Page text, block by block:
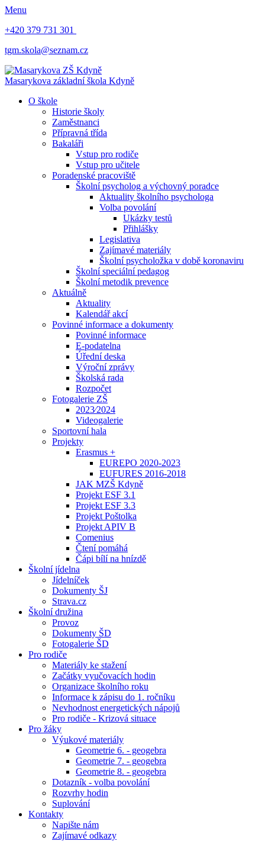
Menu
+420 379 731 301
tgm.skola@seznam.cz
Masarykova základní škola Kdyně
O škole
Historie školy
Zaměstnanci
Přípravná třída
Bakaláři
Vstup pro rodiče
Vstup pro učitele
Poradenské pracoviště
Školní psycholog a výchovný poradce
Aktuality školního psychologa
Volba povolání
Ukázky testů
Přihlášky
Legislativa
Zajímavé materiály
Školní psycholožka v době koronaviru
Školní speciální pedagog
Školní metodik prevence
Aktuálně
Aktuality
Kalendář akcí
Povinné informace a dokumenty
Povinné informace
E-podatelna
Úřední deska
Výroční zprávy
Školská rada
Rozpočet
Fotogalerie ZŠ
2023⁄2024
Videogalerie
Sportovní hala
Projekty
Erasmus +
EUREPO 2020-2023
EUFURES 2016-2018
JAK MZŠ Kdyně
Projekt ESF 3.1
Projekt ESF 3.3
Projekt Poštolka
Projekt APIV B
Comenius
Čtení pomáhá
Čápi bílí na hnízdě
Školní jídelna
Jídelníček
Dokumenty ŠJ
Strava.cz
Školní družina
Provoz
Dokumenty ŠD
Fotogalerie ŠD
Pro rodiče
Materiály ke stažení
Začátky vyučovacích hodin
Organizace školního roku
Informace k zápisu do 1. ročníku
Nevhodnost energetických nápojů
Pro rodiče - Krizová situace
Pro žáky
Výukové materiály
Geometrie 6. - geogebra
Geometrie 7. - geogebra
Geometrie 8. - geogebra
Dotazník - volba povolání
Rozvrhy hodin
Suplování
Kontakty
Napište nám
Zajímavé odkazy